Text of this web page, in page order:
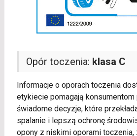
Opór toczenia: klasa C
Informacje o oporach toczenia
etykiecie pomagają konsumentom
świadome decyzje, które
spalanie i lepszą ochronę
opony z niskimi oporami